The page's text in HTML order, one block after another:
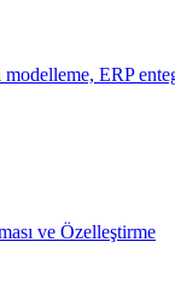
ERP
ve Özelleştirme